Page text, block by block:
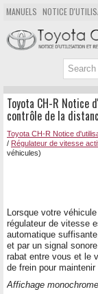
MANUELS NOTICE
POPULAIRE
PLAN DU SITE
Toyota CH-R Notice
contrôle de la
Toyota CH-R Notice
/ Régulateur de vitesse
véhicules)
Lorsque votre
régulateur de vitesse
automatique
et par un signal
rabat entre vous et le
de frein pour
Affichage monochrome